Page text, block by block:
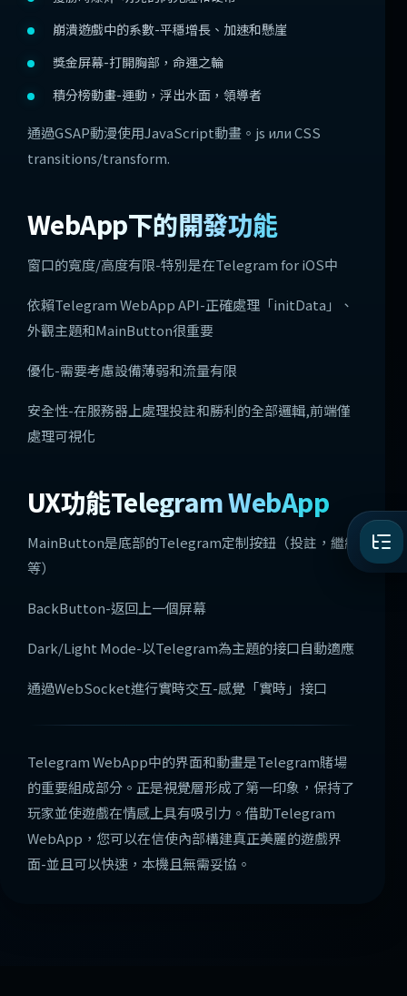
崩潰遊戲中的系數-平穩增長、加速和懸崖
獎金屏幕-打開胸部，命運之輪
積分榜動畫-運動，浮出水面，領導者
通過GSAP動漫使用JavaScript動畫。js или CSS
transitions/transform.
WebApp下的開發功能
窗口的寬度/高度有限-特別是在Telegram for iOS中
依賴Telegram WebApp API-正確處理「initData」、
外觀主題和MainButton很重要
優化-需要考慮設備薄弱和流量有限
安全性-在服務器上處理投註和勝利的全部邏輯,前端僅
處理可視化
UX功能Telegram WebApp
MainButton是底部的Telegram定制按鈕（投註，繼續
等）
BackButton-返回上一個屏幕
Dark/Light Mode-以Telegram為主題的接口自動適應
通過WebSocket進行實時交互-感覺「實時」接口
Telegram WebApp中的界面和動畫是Telegram賭場
的重要組成部分。正是視覺層形成了第一印象，保持了
玩家並使遊戲在情感上具有吸引力。借助Telegram
WebApp，您可以在信使內部構建真正美麗的遊戲界
面-並且可以快速，本機且無需妥協。